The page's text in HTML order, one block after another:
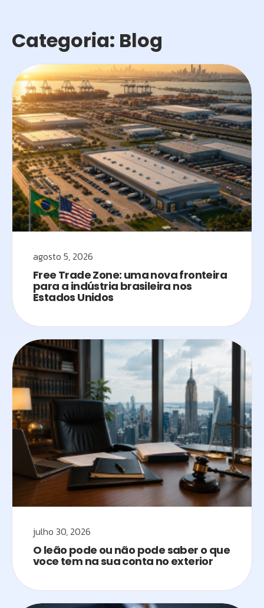
Categoria: Blog
agosto 5, 2026
Free Trade Zone: uma nova fronteira
para a indústria brasileira nos
Estados Unidos
julho 30, 2026
O leão pode ou não pode saber o que
voce tem na sua conta no exterior